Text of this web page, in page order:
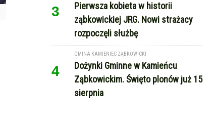
3
Pierwsza kobieta w historii
ząbkowickiej JRG. Nowi strażacy
rozpoczęli służbę
4
GMINA KAMIENIEC ZĄBKOWICKI
Dożynki Gminne w Kamieńcu
Ząbkowickim. Święto plonów już 15
sierpnia